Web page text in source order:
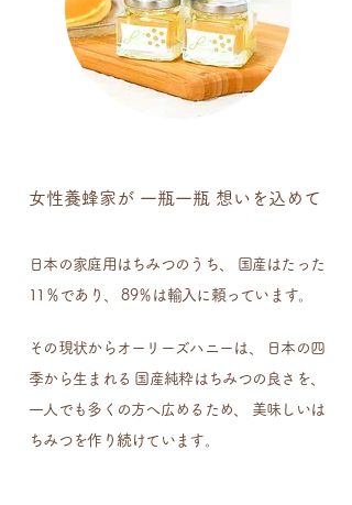
女性養蜂家が 一瓶一瓶 想いを込めて
日本の家庭用はちみつのうち、 国産はたった
11％であり、 89％は輸入に頼っています。
その現状からオーリーズハニーは、 日本の四
季から生まれる 国産純粋はちみつの良さを、
一人でも多くの方へ広めるため、 美味しいは
ちみつを作り続けています。